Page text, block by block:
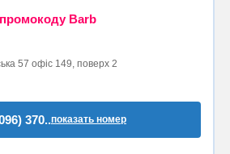
Barb
57 офіс 149, поверх 2
370..показать номер